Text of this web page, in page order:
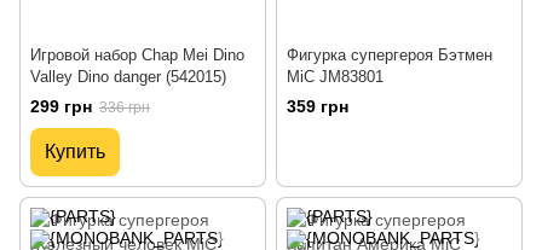
Игровой набор Chap Mei Dino
Valley Dino danger (542015)
299 грн 336 грн
Купить
Фигурка супергероя Бэтмен
MiC JM83801
359 грн